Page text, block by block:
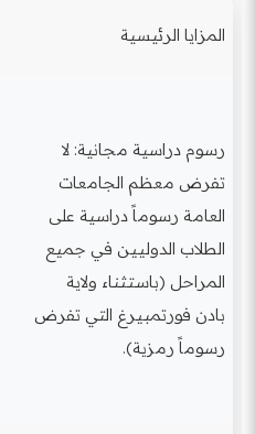
المزايا الرئيسية
رسوم دراسية مجانية: لا
تفرض معظم الجامعات
العامة رسوماً دراسية على
الطلاب الدوليين في جميع
المراحل (باستثناء ولاية
بادن فورتمبيرغ التي تفرض
رسوماً رمزية).